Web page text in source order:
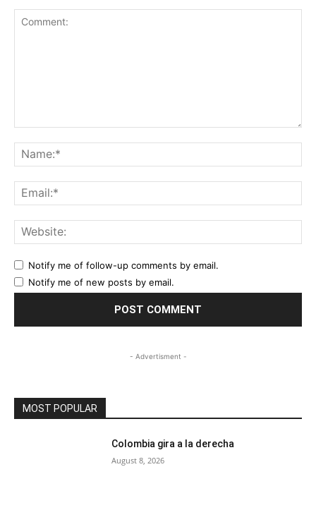
Notify me of follow-up comments by email.
Notify me of new posts by email.
- Advertisment -
MOST POPULAR
Colombia gira a la derecha
August 8, 2026